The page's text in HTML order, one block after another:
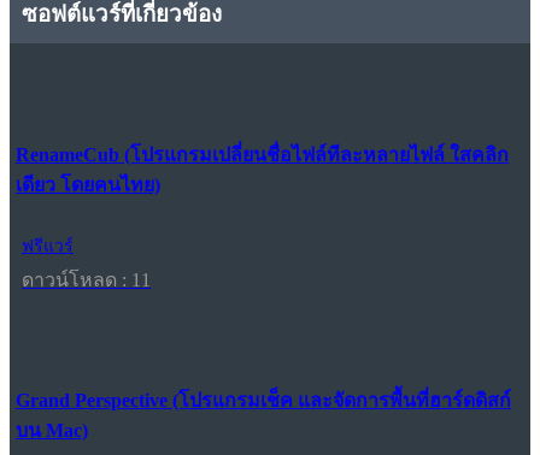
ซอฟต์แวร์ที่เกี่ยวข้อง
RenameCub (โปรแกรมเปลี่ยนชื่อไฟล์ทีละหลายไฟล์ ใสคลิก
เดียว โดยคนไทย)
ฟรีแวร์
ดาวน์โหลด : 11
Grand Perspective (โปรแกรมเช็ค และจัดการพื้นที่ฮาร์ดดิสก์
บน Mac)